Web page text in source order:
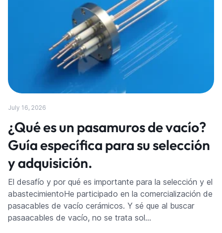
July 16, 2026
¿Qué es un pasamuros de vacío?
Guía específica para su selección
y adquisición.
El desafío y por qué es importante para la selección y el
abastecimientoHe participado en la comercialización de
pasacables de vacío cerámicos. Y sé que al buscar
pasaacables de vacío, no se trata sol…